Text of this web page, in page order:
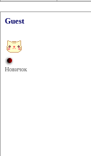
Guest
Новичок